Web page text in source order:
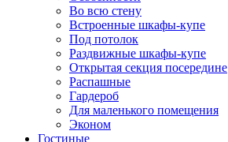
Во всю стену
Встроенные шкафы-купе
Под потолок
Раздвижные шкафы-купе
Открытая секция посередине
Распашные
Гардероб
Для маленького помещения
Эконом
Гостиные